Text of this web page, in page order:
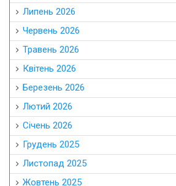
Липень 2026
Червень 2026
Травень 2026
Квітень 2026
Березень 2026
Лютий 2026
Січень 2026
Грудень 2025
Листопад 2025
Жовтень 2025